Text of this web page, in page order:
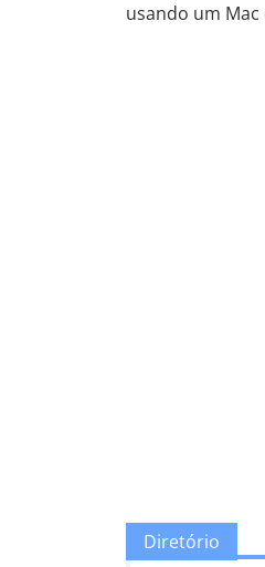
usando um
Diretório